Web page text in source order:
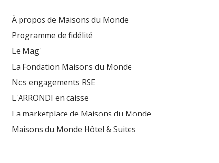
À propos de Maisons du Monde
Programme de fidélité
Le Mag'
La Fondation Maisons du Monde
Nos engagements RSE
L'ARRONDI en caisse
La marketplace de Maisons du Monde
Maisons du Monde Hôtel & Suites